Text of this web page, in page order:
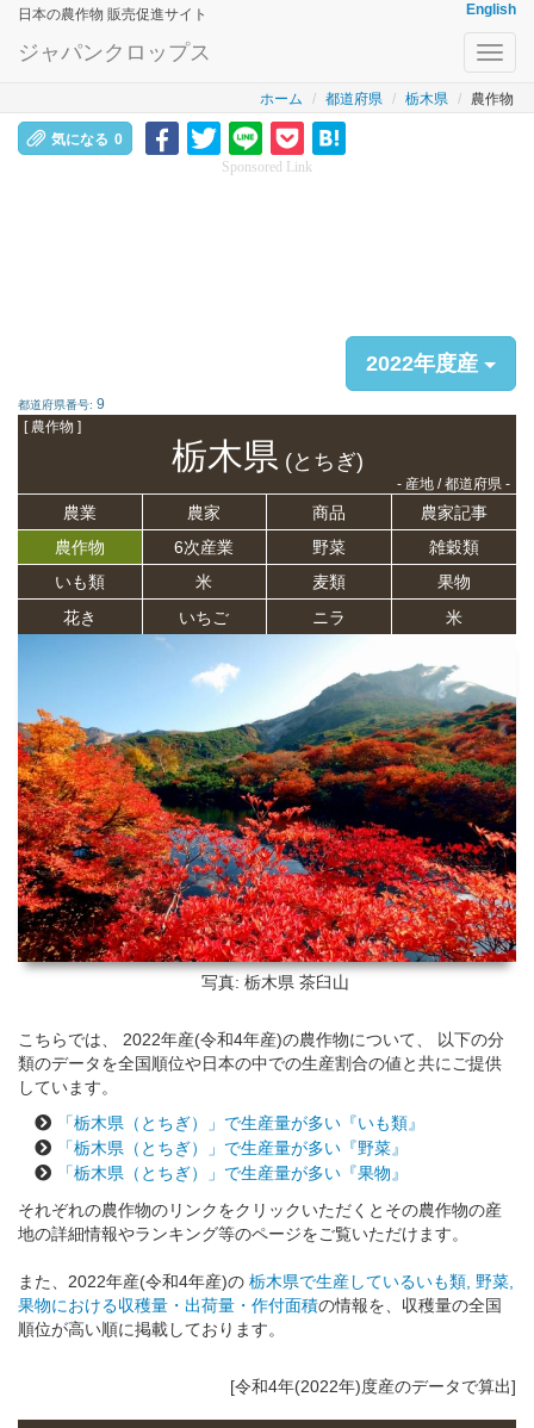
日本の農作物 販売促進サイト English
ジャパンクロップス
ホーム 都道府県 栃木県 農作物
気になる 0
Sponsored Link
2022年度産
都道府県番号: 9
[ 農作物 ]
栃木県(とちぎ)
- 産地 / 都道府県 -
農業 農家 商品
農家記事
農作物
6次産業 野菜
雑穀類
いも類
米 麦類
果物
花き
いちご ニラ 米
写真: 栃木県 茶臼山
こちらでは、 2022年産(令和4年産)の農作物について、 以下の分
類のデータを全国順位や日本の中での生産割合の値と共にご提供
しています。
「栃木県（とちぎ）」で生産量が多い『いも類』
「栃木県（とちぎ）」で生産量が多い『野菜』
「栃木県（とちぎ）」で生産量が多い『果物』
それぞれの農作物のリンクをクリックいただくとその農作物の産
地の詳細情報やランキング等のページをご覧いただけます。
また、2022年産(令和4年産)の 栃木県で生産しているいも類, 野菜,
果物における収穫量・出荷量・作付面積の情報を、収穫量の全国
順位が高い順に掲載しております。
[令和4年(2022年)度産のデータで算出]